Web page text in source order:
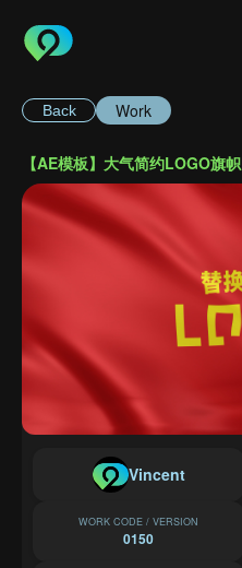
Back Work
【AE模板】大气简约LOGO旗帜
Vincent
WORK CODE / VERSION
0150